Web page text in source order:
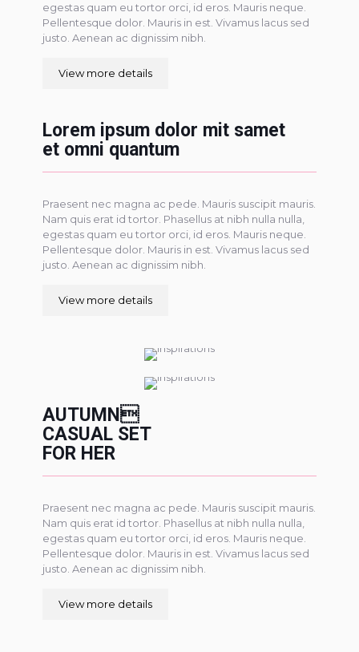
egestas quam eu tortor orci, id eros. Mauris neque.
Pellentesque dolor. Mauris in est. Vivamus lacus sed
justo. Aenean ac dignissim nibh.
View more details
Lorem ipsum dolor mit samet
et omni quantum
Praesent nec magna ac pede. Mauris suscipit mauris.
Nam quis erat id tortor. Phasellus at nibh nulla nulla,
egestas quam eu tortor orci, id eros. Mauris neque.
Pellentesque dolor. Mauris in est. Vivamus lacus sed
justo. Aenean ac dignissim nibh.
View more details
AUTUMN
CASUAL SET
FOR HER
Praesent nec magna ac pede. Mauris suscipit mauris.
Nam quis erat id tortor. Phasellus at nibh nulla nulla,
egestas quam eu tortor orci, id eros. Mauris neque.
Pellentesque dolor. Mauris in est. Vivamus lacus sed
justo. Aenean ac dignissim nibh.
View more details